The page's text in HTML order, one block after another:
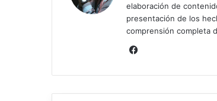
elaboración de
presentación de los
comprensión completa